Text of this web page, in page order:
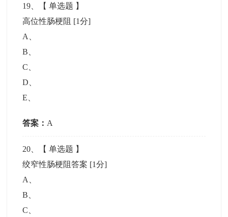
19 、【单选题 】
高位性肠梗阻 [1分]
A
B
C
D
E
答案： A
20 、【单选题 】
绞窄性肠梗阻答案 [1分]
A
B
C